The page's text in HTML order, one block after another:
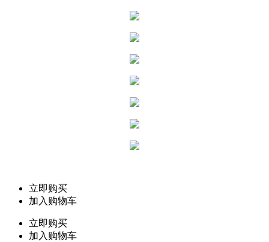
立即购买
加入购物车
立即购买
加入购物车